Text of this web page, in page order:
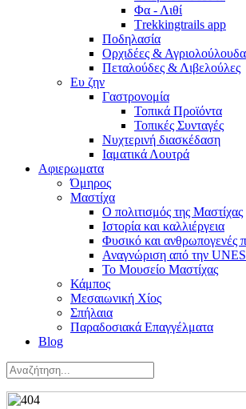
Φα - Λιθί
Τrekkingtrails app
Ποδηλασία
Ορχιδέες & Αγριολούλουδα
Πεταλούδες & Λιβελούλες
Ευ ζην
Γαστρονομία
Τοπικά Προϊόντα
Τοπικές Συνταγές
Νυχτερινή διασκέδαση
Ιαματικά Λουτρά
Αφιερωματα
Όμηρος
Μαστίχα
Ο πολιτισμός της Μαστίχας
Ιστορία και καλλιέργεια
Φυσικό και ανθρωπογενές
Αναγνώριση από την
Το Μουσείο Μαστίχας
Κάμπος
Μεσαιωνική Χίος
Σπήλαια
Παραδοσιακά Επαγγέλματα
Blog